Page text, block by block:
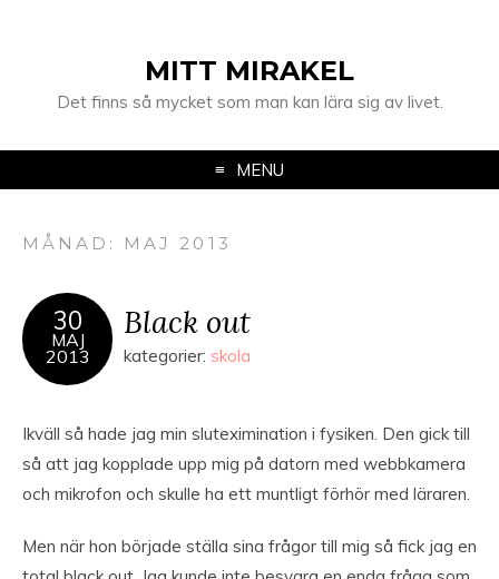
MITT MIRAKEL
Det finns så mycket som man kan lära sig av livet.
MENU
MÅNAD: MAJ 2013
30
MAJ
2013
Black out
kategorier: skola
Ikväll så hade jag min sluteximination i fysiken. Den gick till
så att jag kopplade upp mig på datorn med webbkamera
och mikrofon och skulle ha ett muntligt förhör med läraren.
Men när hon började ställa sina frågor till mig så fick jag en